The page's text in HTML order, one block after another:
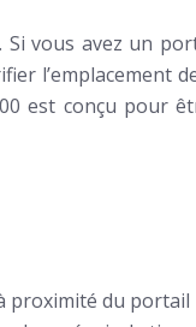
vous avez un
l’emplacement
est conçu pour
proximité du